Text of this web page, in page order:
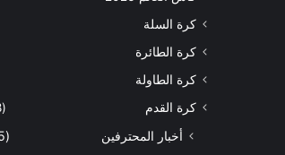
كرة السلة
كرة الطائرة
كرة الطاولة
كرة القدم
(7٬758)
أخبار المحترفين
(2٬225)